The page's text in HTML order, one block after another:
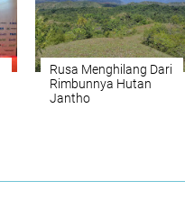
Rusa Menghilang Dari
Rimbunnya Hutan
Jantho